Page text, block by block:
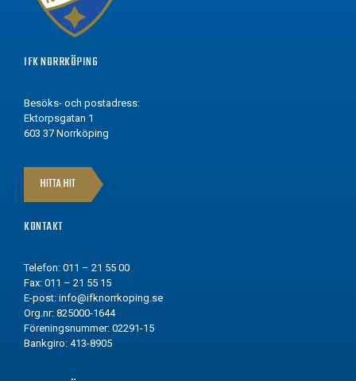
IFK NORRKÖPING
Besöks- och postadress:
Ektorpsgatan 1
603 37 Norrköping
HITTA HIT
KONTAKT
Telefon: 011 – 21 55 00
Fax: 011 – 21 55 15
E-post: info@ifknorrkoping.se
Org.nr: 825000-1644
Föreningsnummer: 02291-15
Bankgiro: 413-8905